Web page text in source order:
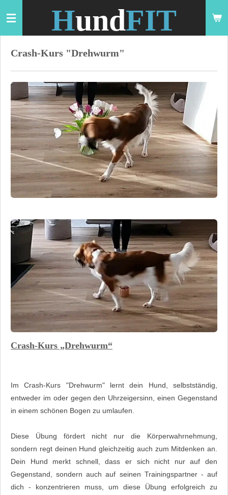
Hauptinhalt
springen
HundFIT
Crash-Kurs "Drehwurm"
Crash-Kurs „Drehwurm“
Im Crash-Kurs "Drehwurm" lernt dein Hund, selbstständig,
entweder im oder gegen den Uhrzeigersinn, einen Gegenstand
in einem schönen Bogen zu umlaufen.
Diese Übung fördert nicht nur die Körperwahrnehmung,
sondern regt deinen Hund gleichzeitig auch zum Mitdenken an.
Dein Hund merkt schnell, dass er sich nicht nur auf den
Gegenstand, sondern auch auf seinen Trainingspartner - auf
dich - konzentrieren muss, um diese Übung erfolgreich zu